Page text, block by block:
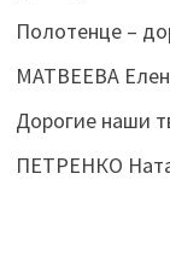
Полотенце –
МАТВЕЕВА
Дорогие наши
ПЕТРЕНКО